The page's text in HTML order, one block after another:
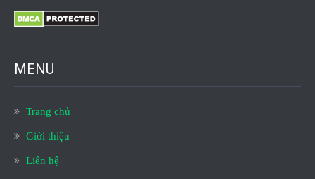
MENU
Trang chủ
Giới thiệu
Liên hệ